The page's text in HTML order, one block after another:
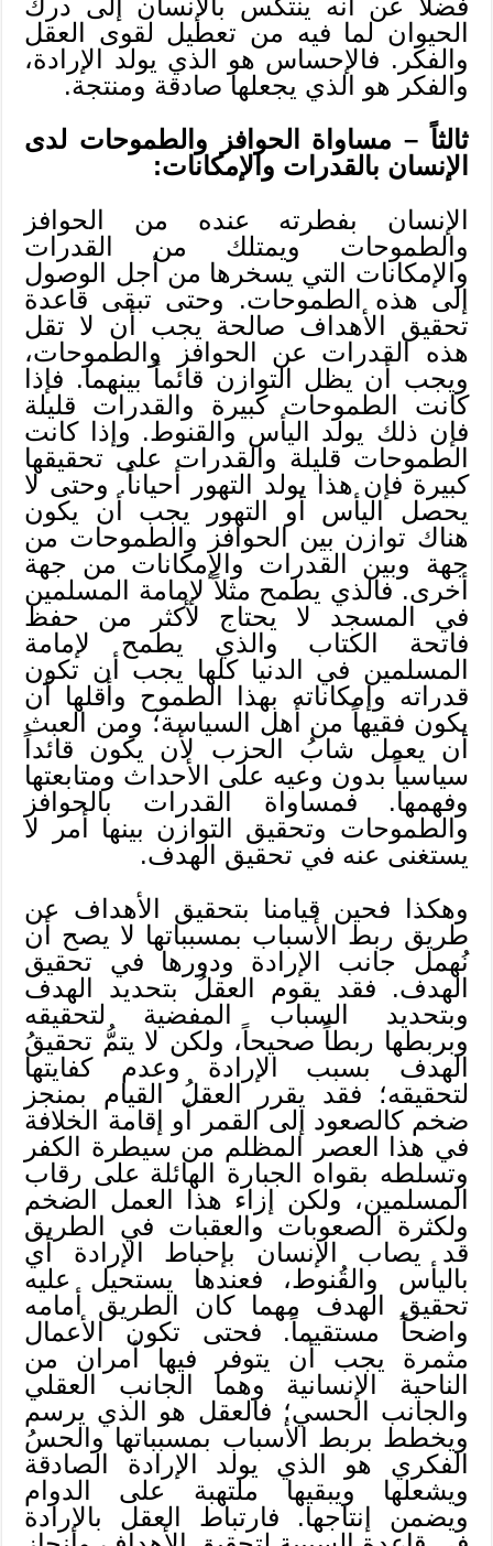
الحيوان لما فيه من تعطيل لقوى العقل
والفكر. فالإحساس هو الذي يولد الإرادة،
والفكر هو الذي يجعلها صادقة ومنتجة.
ثالثاً – مساواة الحوافز والطموحات لدى
الإنسان بالقدرات والإمكانات:
الإنسان بفطرته عنده من الحوافز
والطموحات ويمتلك من القدرات
والإمكانات التي يسخرها من أجل الوصول
إلى هذه الطموحات. وحتى تبقى قاعدة
تحقيق الأهداف صالحة يجب أن لا تقل
هذه القدرات عن الحوافز والطموحات،
ويجب أن يظل التوازن قائماً بينهما. فإذا
كانت الطموحات كبيرة والقدرات قليلة
فإن ذلك يولد اليأس والقنوط. وإذا كانت
الطموحات قليلة والقدرات على تحقيقها
كبيرة فإن هذا يولد التهور أحياناً. وحتى لا
يحصل اليأس أو التهور يجب أن يكون
هناك توازن بين الحوافز والطموحات من
جهة وبين القدرات والإمكانات من جهة
أخرى. فالذي يطمح مثلاً لإمامة المسلمين
في المسجد لا يحتاج لأكثر من حفظ
فاتحة الكتاب والذي يطمح لإمامة
المسلمين في الدنيا كلها يجب أن تكون
قدراته وإمكاناته بهذا الطموح وأقلها أن
يكون فقيهاً من أهل السياسة؛ ومن العبث
أن يعمل شابُ الحزب لأن يكون قائداً
سياسياً بدون وعيه على الأحداث ومتابعتها
وفهمها. فمساواة القدرات بالحوافز
والطموحات وتحقيق التوازن بينها أمر لا
يستغنى عنه في تحقيق الهدف.
وهكذا فحين قيامنا بتحقيق الأهداف عن
طريق ربط الأسباب بمسبباتها لا يصح أن
نُهمل جانب الإرادة ودورها في تحقيق
الهدف. فقد يقوم العقلُ بتحديد الهدف
وبتحديد السباب المفضية لتحقيقه
وبربطها ربطاً صحيحاً، ولكن لا يتمُّ تحقيقُ
الهدف بسبب الإرادة وعدم كفايتها
لتحقيقه؛ فقد يقرر العقلُ القيام بمنجز
ضخم كالصعود إلى القمر أو إقامة الخلافة
في هذا العصر المظلم من سيطرة الكفر
وتسلطه بقواه الجبارة الهائلة على رقاب
المسلمين، ولكن إزاء هذا العمل الضخم
ولكثرة الصعوبات والعقبات في الطريق
قد يصاب الإنسان بإحباط الإرادة أي
باليأس والقُنوط، فعندها يستحيل عليه
تحقيق الهدف مهما كان الطريق أمامه
واضحاً مستقيماً. فحتى تكون الأعمال
مثمرة يجب أن يتوفر فيها أمران من
الناحية الإنسانية وهما الجانب العقلي
والجانب الحسي؛ فالعقل هو الذي يرسم
ويخطط بربط الأسباب بمسبباتها والحسُ
الفكري هو الذي يولد الإرادة الصادقة
ويشعلها ويبقيها ملتهبة على الدوام
ويضمن إنتاجها. فارتباط العقل بالإرادة